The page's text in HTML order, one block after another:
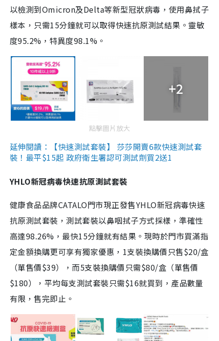
以檢測到Omicron及Delta等新型冠狀病毒，使用鼻拭子
樣本，只需15分鐘就可以取得快速抗原測試結果。靈敏
度95.2%，特異度98.1%。
+2
點擊圖片放大
延伸閱讀：【快速測試套裝】 莎莎開賣6款快速測試套
裝！最平$15起 政府衛生署認可測試劑買2送1
YHLO新冠病毒快速抗原測試套裝
健康食品品牌CATALO門市現正發售YHLO新冠病毒快速
抗原測試套裝，測試套裝以鼻咽拭子方式採樣，準確性
高達98.26%，最快15分鐘就有結果。現時於門市買滿指
定金額換購更可享有獨家優惠，1支裝換購價只售$20/盒
（單售價$39），而5支裝換購價只需$80/盒（單售價
$180），平均每支測試套裝只需$16就買到，產品數量
有限，售完即止。